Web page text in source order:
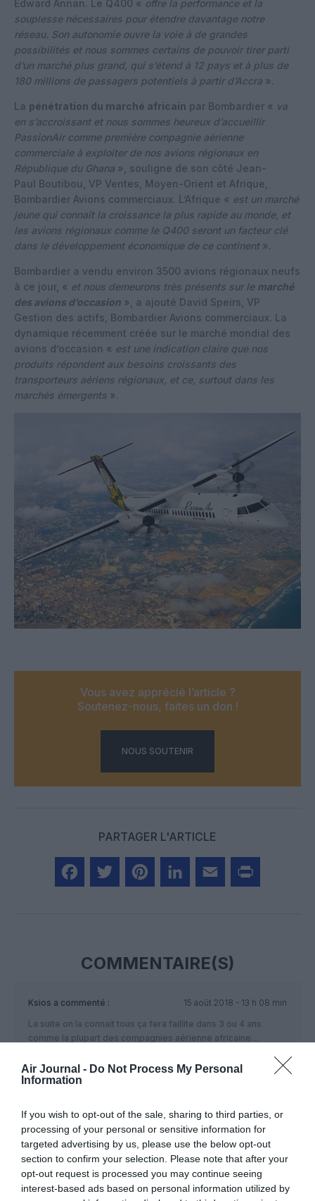
Air Journal - Do Not Process My Personal
Information
If you wish to opt-out of the sale, sharing to third parties, or
processing of your personal or sensitive information for
targeted advertising by us, please use the below opt-out
section to confirm your selection. Please note that after your
opt-out request is processed you may continue seeing
interest-based ads based on personal information utilized by
Edward Annan. Le Q400 « offre la performance et la
souplesse nécessaires pour étendre davantage notre
réseau. Son autonomie ouvre la voie à de grandes
possibilités et nous sommes certains de pouvoir tirer parti
d’un marché plus grand, qui s’étend à 12 pays et à plus de
180 millions de passagers potentiels à partir d’Accra ».
La pénétration du marché africain par Bombardier « va
en s’accroissant et nous sommes heureux d’accueillir
PassionAir comme première compagnie aérienne
commerciale à exploiter de nos avions régionaux en
République du Ghana », souligne de son côté Jean-
Paul Boutibou, VP Ventes, Moyen-Orient et Afrique,
Bombardier Avions commerciaux. L’Afrique « est un marché
jeune qui connaît la croissance la plus rapide au monde, et
les avions régionaux comme le Q400 seront un facteur clé
dans le développement économique de ce continent ».
Bombardier a vendu environ 3500 avions régionaux neufs
à ce jour, « et nous demeurons très présents sur le marché
des avions d’occasion », a ajouté David Speirs, VP
Gestion des actifs, Bombardier Avions commerciaux. La
dynamique récemment créée sur le marché mondial des
avions d’occasion « est une indication claire que nos
produits répondent aux besoins croissants des
transporteurs aériens régionaux, et ce, surtout dans les
marchés émergents ».
Vous avez apprécié l’article ?
Soutenez-nous, faites un don !
NOUS SOUTENIR
PARTAGER L'ARTICLE
COMMENTAIRE(S)
Ksios a commenté :
15 août 2018 - 13 h 08 min
La suite on la connait tous ça fera faillite dans 3 ou 4 ans
comme la plupart des compagnies aérienne africaine…
RÉPONDRE
LAISSER UN COMMENTAIRE
FAIRE UN DON